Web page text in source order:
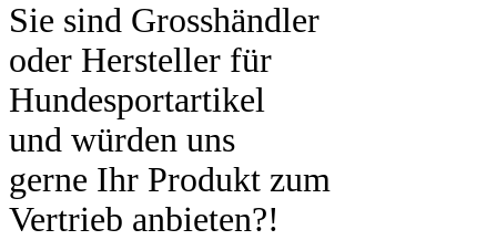
Sie sind Grosshändler
oder Hersteller für
Hundesportartikel
und würden uns
gerne Ihr Produkt zum
Vertrieb anbieten?!